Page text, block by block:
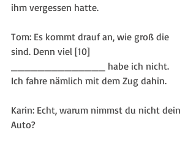
ihm vergessen hatte.
Tom: Es kommt drauf an, wie groß die
sind. Denn viel [10]
______________ habe ich nicht.
Ich fahre nämlich mit dem Zug dahin.
Karin: Echt, warum nimmst du nicht dein
Auto?